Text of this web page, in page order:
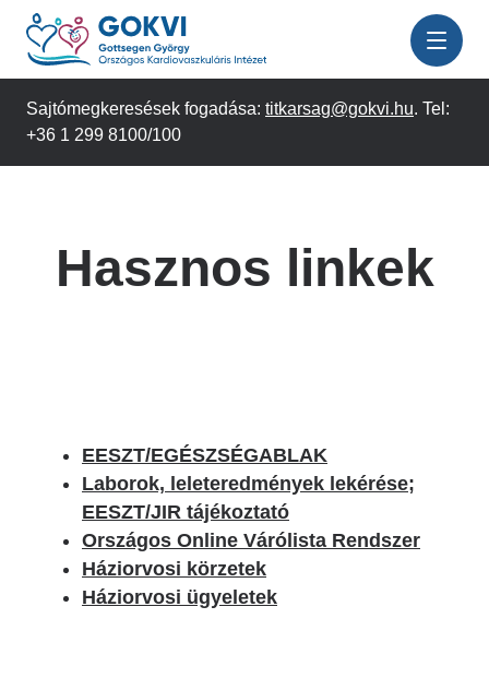
Ugrás
tartalomra
Sajtómegkeresések fogadása: titkarsag@gokvi.hu. Tel:
+36 1 299 8100/100
Hasznos linkek
EESZT/EGÉSZSÉGABLAK
Laborok, leleteredmények lekérése;
EESZT/JIR tájékoztató
Országos Online Várólista Rendszer
Háziorvosi körzetek
Háziorvosi ügyeletek